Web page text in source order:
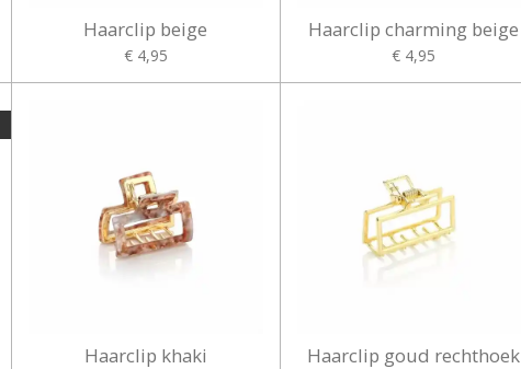
Haarclip beige
€ 4,95
Haarclip charming beige
€ 4,95
Haarclip khaki Haarclip goud rechthoek